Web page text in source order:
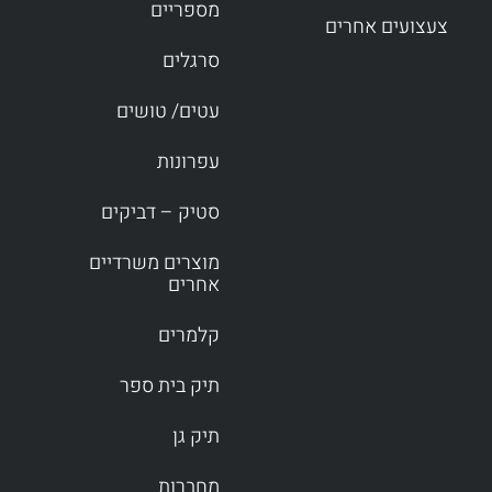
צעצועים אחרים
מספריים
סרגלים
עטים/ טושים
עפרונות
סטיק – דביקים
מוצרים משרדיים
אחרים
קלמרים
תיק בית ספר
תיק גן